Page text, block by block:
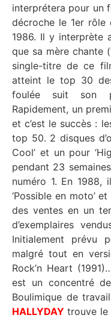
interprétera pour un
décroche le 1er rôle
1986. Il y interprète
que sa mère chante
single-titre de ce
atteint le top 30
foulée suit son
Rapidement, un
et c’est le succès :
top 50. 2 disques
Cool’ et un pour
pendant 23
numéro 1. En
‘Possible en moto’
des ventes en un
d’exemplaires
Initialement prévu
malgré tout en
Rock’n Heart
est un concentré
Boulimique de
HALLYDAY trouve le